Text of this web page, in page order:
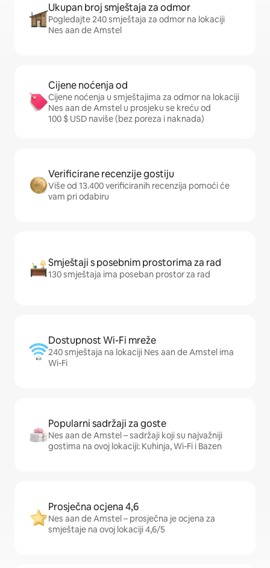
Ukupan broj smještaja za odmor
Pogledajte 240 smještaja za odmor na lokaciji
Nes aan de Amstel
Cijene noćenja od
Cijene noćenja u smještajima za odmor na lokaciji
Nes aan de Amstel u prosjeku se kreću od
100 $ USD naviše (bez poreza i naknada)
Verificirane recenzije gostiju
Više od 13.400 verificiranih recenzija pomoći će
vam pri odabiru
Smještaji s posebnim prostorima za rad
130 smještaja ima poseban prostor za rad
Dostupnost Wi-Fi mreže
240 smještaja na lokaciji Nes aan de Amstel ima
Wi-Fi
Popularni sadržaji za goste
Nes aan de Amstel – sadržaji koji su najvažniji
gostima na ovoj lokaciji: Kuhinja, Wi-Fi i Bazen
Prosječna ocjena 4,6
Nes aan de Amstel – prosječna je ocjena za
smještaje na ovoj lokaciji 4,6/5